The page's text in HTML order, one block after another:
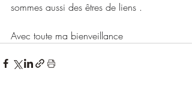
sommes aussi des êtres de liens .
Avec toute ma bienveillance